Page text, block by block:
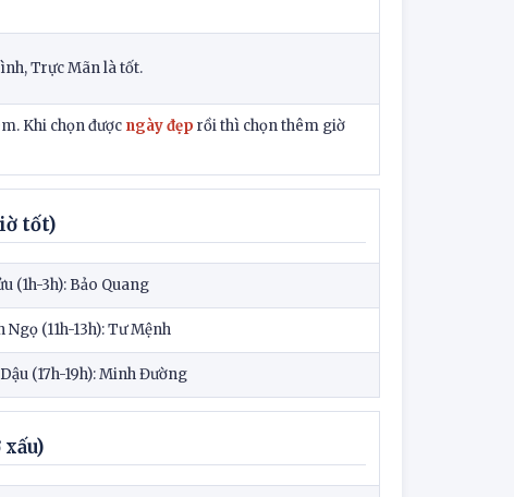
Trực Mãn là tốt.
Khi chọn được ngày đẹp rồi thì chọn thêm giờ
tốt)
(1h-3h): Bảo Quang
Ngọ (11h-13h): Tư Mệnh
(17h-19h): Minh Đường
xấu)